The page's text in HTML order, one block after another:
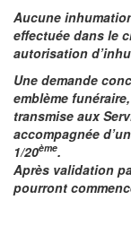
Aucune
effectuée dans le
autorisation
Une demande
emblème
transmise aux
accompagnée
1/20ème.
Après validation
pourront